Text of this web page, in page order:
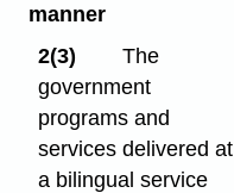
manner
2(3)
The
government
programs and
services delivered at
a bilingual service